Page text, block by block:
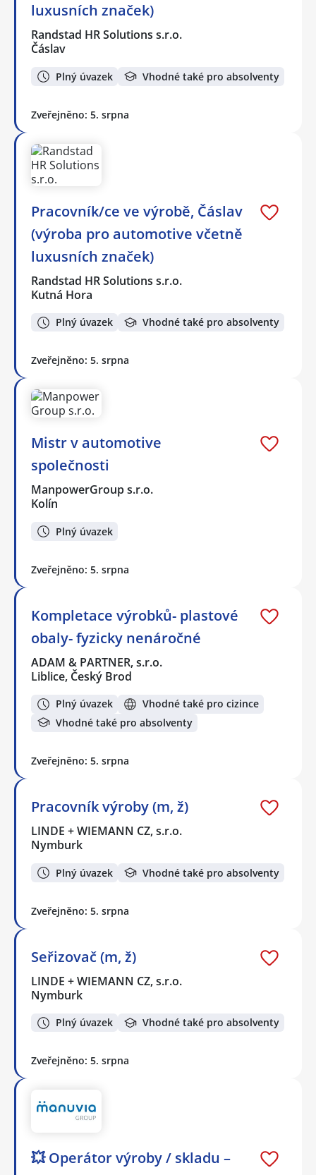
luxusních značek)
Randstad HR Solutions s.r.o.
Čáslav
Plný úvazek Vhodné také pro absolventy
Zveřejněno: 5. srpna
Pracovník/ce ve výrobě, Čáslav
(výroba pro automotive včetně
luxusních značek)
Randstad HR Solutions s.r.o.
Kutná Hora
Plný úvazek Vhodné také pro absolventy
Zveřejněno: 5. srpna
Mistr v automotive
společnosti
ManpowerGroup s.r.o.
Kolín
Plný úvazek
Zveřejněno: 5. srpna
Kompletace výrobků- plastové
obaly- fyzicky nenáročné
ADAM & PARTNER, s.r.o.
Liblice, Český Brod
Plný úvazek
Vhodné také pro cizince
Vhodné také pro absolventy
Zveřejněno: 5. srpna
Pracovník výroby (m, ž)
LINDE + WIEMANN CZ, s.r.o.
Nymburk
Plný úvazek Vhodné také pro absolventy
Zveřejněno: 5. srpna
Seřizovač (m, ž)
LINDE + WIEMANN CZ, s.r.o.
Nymburk
Plný úvazek Vhodné také pro absolventy
Zveřejněno: 5. srpna
💥 Operátor výroby / skladu –